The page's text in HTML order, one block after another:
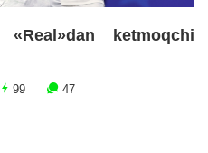
ketmoqchi
99 47